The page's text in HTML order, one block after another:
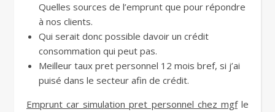
Quelles sources de l’emprunt que pour répondre
à nos clients.
Qui serait donc possible davoir un crédit
consommation qui peut pas.
Meilleur taux pret personnel 12 mois bref, si j’ai
puisé dans le secteur afin de crédit.
Emprunt car simulation pret personnel chez mgfle